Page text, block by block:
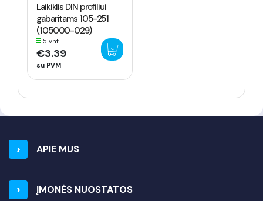
Laikiklis DIN profiliui
gabaritams 105-251
(105000-029)
5 vnt.
€3.39
su PVM
APIE MUS
ĮMONĖS NUOSTATOS